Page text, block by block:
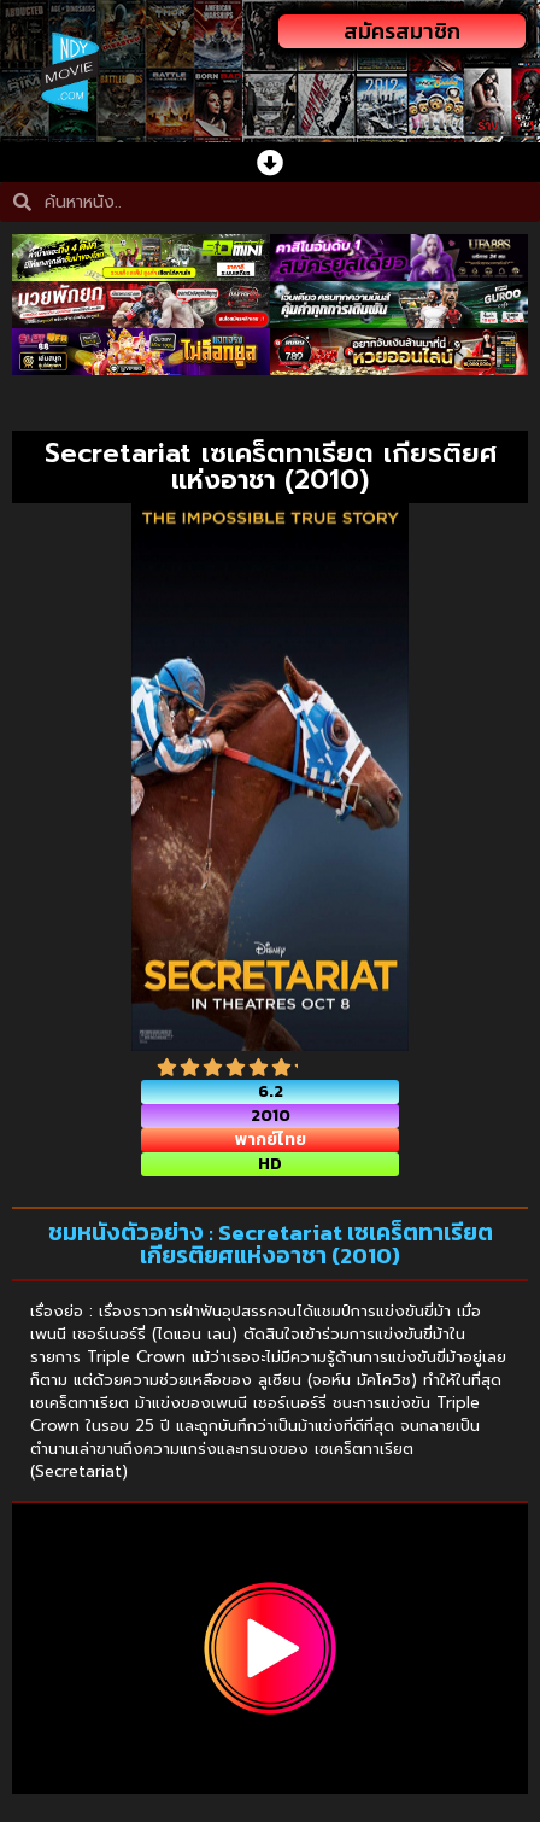
สมัครสมาชิก
Secretariat เซเคร็ตทาเรียต เกียรติยศ
แห่งอาชา (2010)
6.2
2010
พากย์ไทย
HD
ชมหนังตัวอย่าง : Secretariat เซเคร็ตทาเรียต
เกียรติยศแห่งอาชา (2010)
เรื่องย่อ : เรื่องราวการฝ่าฟันอุปสรรคจนได้แชมป์การแข่งขันขี่ม้า เมื่อ
เพนนี เชอร์เนอร์รี่ (ไดแอน เลน) ตัดสินใจเข้าร่วมการแข่งขันขี่ม้าใน
รายการ Triple Crown แม้ว่าเธอจะไม่มีความรู้ด้านการแข่งขันขี่ม้าอยู่เลย
ก็ตาม แต่ด้วยความช่วยเหลือของ ลูเซียน (จอห์น มัคโควิช) ทำให้ในที่สุด
เซเคร็ตทาเรียต ม้าแข่งของเพนนี เชอร์เนอร์รี่ ชนะการแข่งขัน Triple
Crown ในรอบ 25 ปี และถูกบันทึกว่าเป็นม้าแข่งที่ดีที่สุด จนกลายเป็น
ตำนานเล่าขานถึงความแกร่งและทรนงของ เซเคร็ตทาเรียต
(Secretariat)